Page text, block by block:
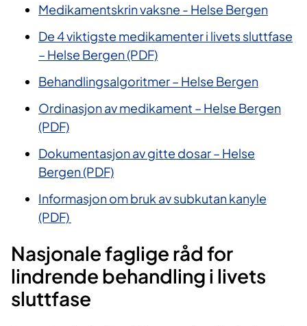
Medikamentskrinvaksne - Helse Bergen
De 4 viktigste medikamenter i livets sluttfase
– Helse Bergen (PDF)
Behandlingsalgoritmer – Helse Bergen
Ordinasjon av medikament – Helse Bergen
(PDF)
Dokumentasjon av gitte dosar – Helse
Bergen (PDF)
Informasjon om bruk av subkutan kanyle
(PDF)
Nasjonale faglige råd for
lindrende behandling i livets
sluttfase